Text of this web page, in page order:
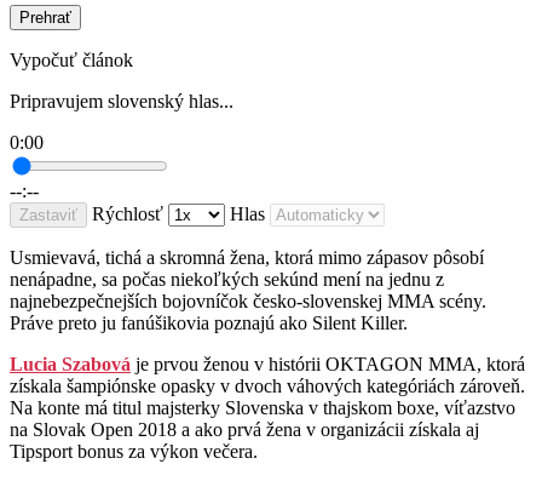
Prehrať
Vypočuť článok
Pripravujem slovenský hlas...
0:00
--:--
Zastaviť Rýchlosť Hlas
Usmievavá, tichá a skromná žena, ktorá mimo zápasov pôsobí
nenápadne, sa počas niekoľkých sekúnd mení na jednu z
najnebezpečnejších bojovníčok česko-slovenskej MMA scény.
Práve preto ju fanúšikovia poznajú ako Silent Killer.
Lucia Szabová je prvou ženou v histórii OKTAGON MMA, ktorá
získala šampiónske opasky v dvoch váhových kategóriách zároveň.
Na konte má titul majsterky Slovenska v thajskom boxe, víťazstvo
na Slovak Open 2018 a ako prvá žena v organizácii získala aj
Tipsport bonus za výkon večera.